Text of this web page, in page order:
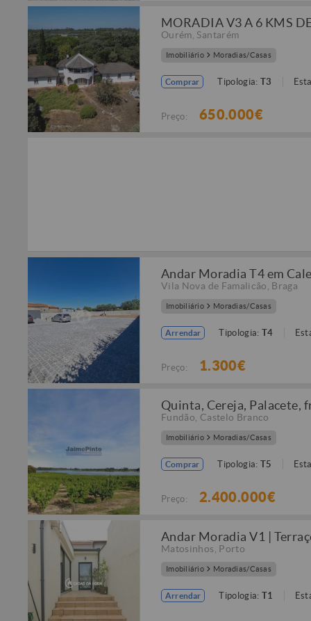
MORADIA V3 A 6 KMS
Ourém Santarém
Imobiliário Moradias/Casas
Comprar Tipologia: T3
Preço: 650.000€
Andar Moradia T4 em
Vila Nova de Famalicão Braga
Imobiliário Moradias/Casas
Arrendar Tipologia:T4
Preço: 1.300€
Quinta, Cereja, Palacete,
Fundão Castelo Branco
Imobiliário Moradias/Casas
Comprar Tipologia: T5
Preço: 2.400.000€
Andar Moradia V1 |
Matosinhos Porto
Imobiliário Moradias/Casas
Arrendar Tipologia:T1